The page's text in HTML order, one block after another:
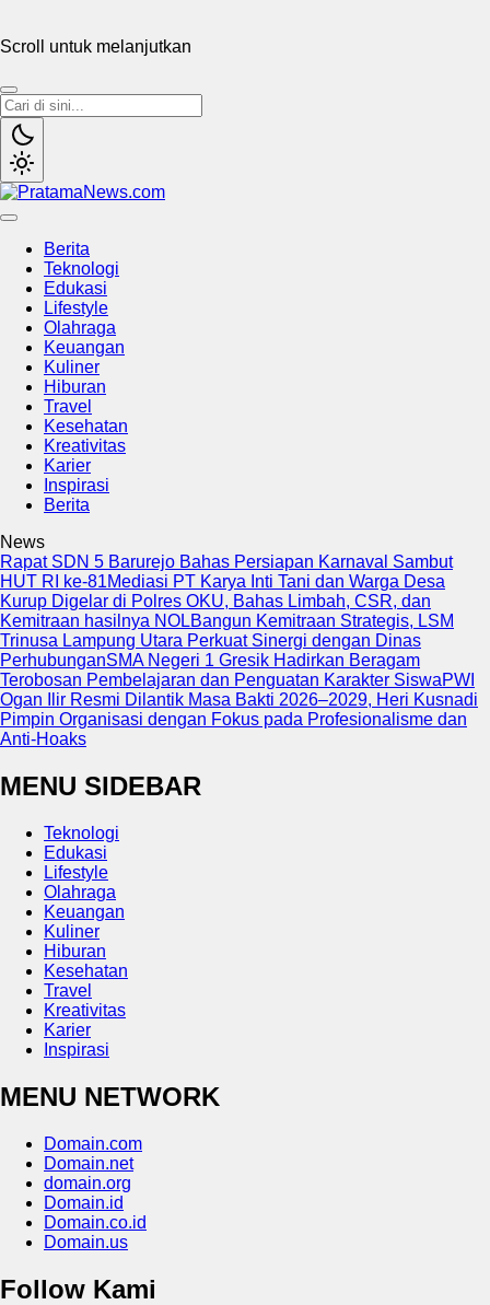
Scroll untuk melanjutkan
Berita
Teknologi
Edukasi
Lifestyle
Olahraga
Keuangan
Kuliner
Hiburan
Travel
Kesehatan
Kreativitas
Karier
Inspirasi
Berita
News
Rapat SDN 5 Barurejo Bahas Persiapan Karnaval Sambut
HUT RI ke-81Mediasi PT Karya Inti Tani dan Warga Desa
Kurup Digelar di Polres OKU, Bahas Limbah, CSR, dan
Kemitraan hasilnya NOLBangun Kemitraan Strategis, LSM
Trinusa Lampung Utara Perkuat Sinergi dengan Dinas
PerhubunganSMA Negeri 1 Gresik Hadirkan Beragam
Terobosan Pembelajaran dan Penguatan Karakter SiswaPWI
Ogan Ilir Resmi Dilantik Masa Bakti 2026–2029, Heri Kusnadi
Pimpin Organisasi dengan Fokus pada Profesionalisme dan
Anti-Hoaks
MENU SIDEBAR
Teknologi
Edukasi
Lifestyle
Olahraga
Keuangan
Kuliner
Hiburan
Kesehatan
Travel
Kreativitas
Karier
Inspirasi
MENU NETWORK
Domain.com
Domain.net
domain.org
Domain.id
Domain.co.id
Domain.us
Follow Kami